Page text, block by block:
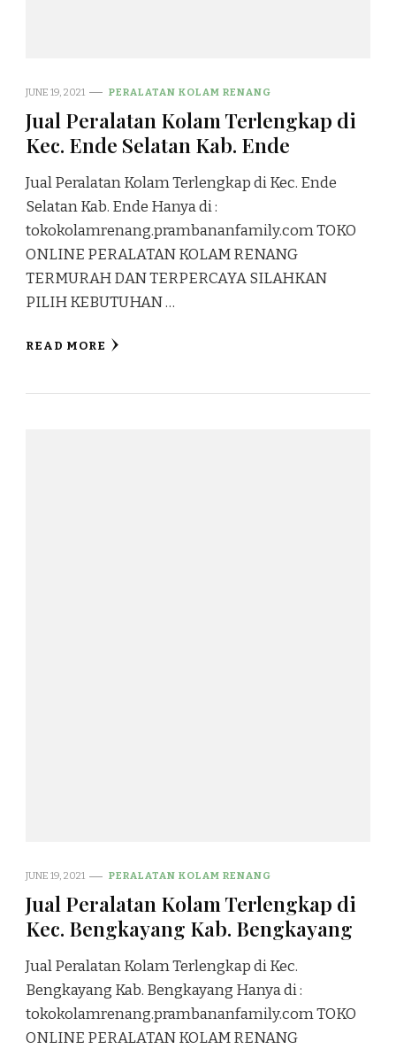
JUNE 19, 2021 PERALATAN KOLAM RENANG
Jual Peralatan Kolam Terlengkap di
Kec. Ende Selatan Kab. Ende
Jual Peralatan Kolam Terlengkap di Kec. Ende
Selatan Kab. Ende Hanya di :
tokokolamrenang.prambananfamily.com TOKO
ONLINE PERALATAN KOLAM RENANG
TERMURAH DAN TERPERCAYA SILAHKAN
PILIH KEBUTUHAN …
READ MORE
JUNE 19, 2021 PERALATAN KOLAM RENANG
Jual Peralatan Kolam Terlengkap di
Kec. Bengkayang Kab. Bengkayang
Jual Peralatan Kolam Terlengkap di Kec.
Bengkayang Kab. Bengkayang Hanya di :
tokokolamrenang.prambananfamily.com TOKO
ONLINE PERALATAN KOLAM RENANG